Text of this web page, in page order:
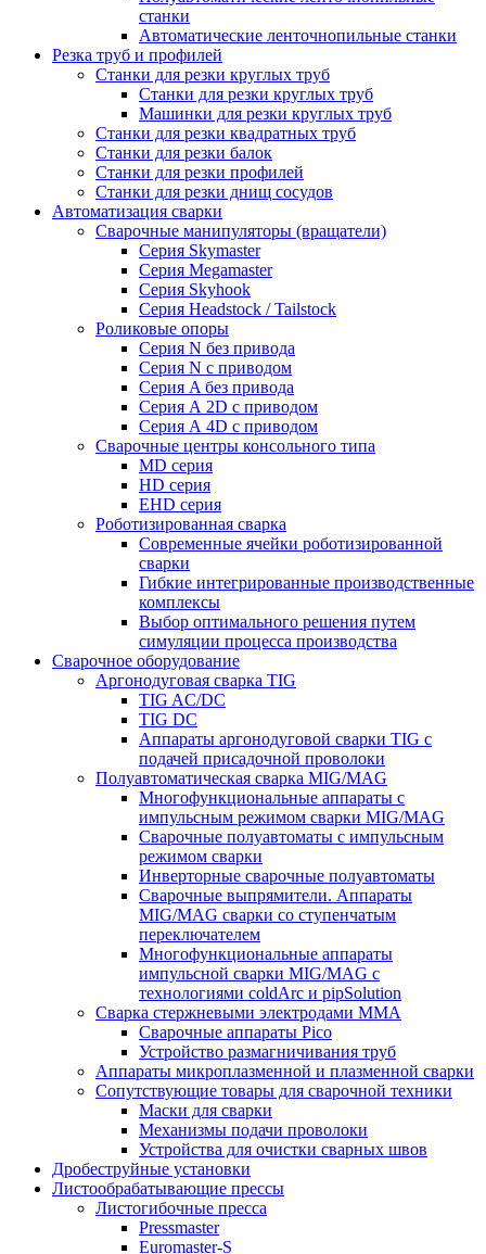
станки
Автоматические ленточнопильные станки
Резка труб и профилей
Станки для резки круглых труб
Станки для резки круглых труб
Машинки для резки круглых труб
Станки для резки квадратных труб
Станки для резки балок
Станки для резки профилей
Станки для резки днищ сосудов
Автоматизация сварки
Сварочные манипуляторы (вращатели)
Серия Skymaster
Серия Megamaster
Серия Skyhook
Серия Headstock / Tailstock
Роликовые опоры
Серия N без привода
Серия N с приводом
Серия A без привода
Серия А 2D с приводом
Серия А 4D с приводом
Сварочные центры консольного типа
MD серия
HD серия
EHD серия
Роботизированная сварка
Современные ячейки роботизированной
сварки
Гибкие интегрированные производственные
комплексы
Выбор оптимального решения путем
симуляции процесса производства
Сварочное оборудование
Аргонодуговая сварка TIG
TIG AC/DC
TIG DC
Аппараты аргонодуговой сварки TIG с
подачей присадочной проволоки
Полуавтоматическая сварка MIG/MAG
Многофункциональные аппараты с
импульсным режимом сварки MIG/MAG
Сварочные полуавтоматы с импульсным
режимом сварки
Инверторные сварочные полуавтоматы
Сварочные выпрямители. Аппараты
MIG/MAG сварки со ступенчатым
переключателем
Многофункциональные аппараты
импульсной сварки MIG/MAG с
технологиями coldArc и pipSolution
Сварка стержневыми электродами MMA
Сварочные аппараты Pico
Устройство размагничивания труб
Аппараты микроплазменной и плазменной сварки
Сопутствующие товары для сварочной техники
Маски для сварки
Механизмы подачи проволоки
Устройства для очистки сварных швов
Дробеструйные установки
Листообрабатывающие прессы
Листогибочные пресса
Pressmaster
Euromaster-S